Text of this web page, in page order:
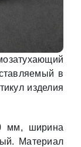
в
изделия
мм, ширина
Материал